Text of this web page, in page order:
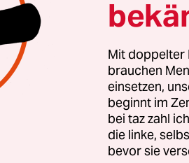
Nach dem erneuten
dürfen.
Verfassung habe ich das
und das werde ich auch“,
vor Journalisten. Er
der Menschen vertreten, die
nicht korruptes Land“
Mit doppelter
brauchen
einsetzen,
beginnt im
bei taz zahl
die linke,
bevor sie